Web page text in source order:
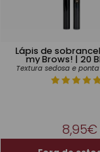
Lápis de
my Brows! | 20
Textura sedosa e
8,95€